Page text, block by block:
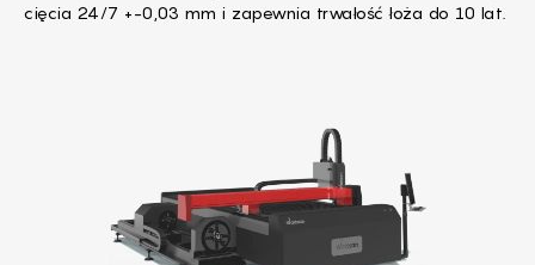
cięcia 24/7 +-0,03 mm i zapewnia trwałość łoża do 10 lat.